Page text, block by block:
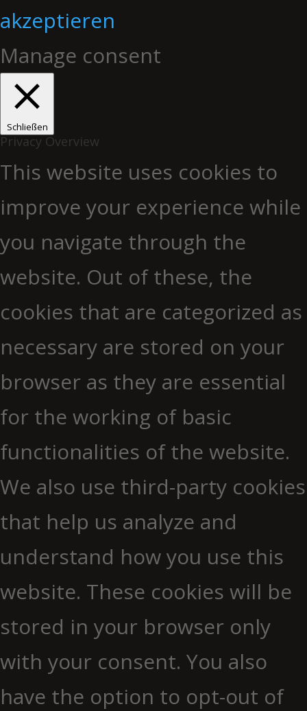
akzeptieren
Manage consent
Schließen
Privacy Overview
This website uses cookies to
improve your experience while
you navigate through the
website. Out of these, the
cookies that are categorized as
necessary are stored on your
browser as they are essential
for the working of basic
functionalities of the website.
We also use third-party cookies
that help us analyze and
understand how you use this
website. These cookies will be
stored in your browser only
with your consent. You also
have the option to opt-out of